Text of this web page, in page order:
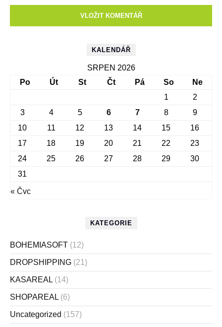
KALENDÁŘ
SRPEN 2026
Po
Út St Čt Pá So Ne
« Čvc
1
2
3
4 5 6 7 8
9
10
11 12 13 14 15
16
17
18 19 20 21 22
23
24
25 26 27 28 29
30
31
KATEGORIE
BOHEMIASOFT (12)
DROPSHIPPING (21)
KASAREAL (14)
SHOPAREAL (6)
Uncategorized (157)